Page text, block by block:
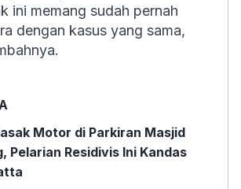
ini memang sudah pernah
dengan kasus yang sama,
Motor di Parkiran Masjid
Pelarian Residivis Ini Kandas